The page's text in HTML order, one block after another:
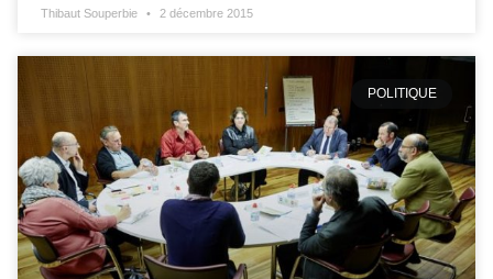
Thibaut Souperbie 2 décembre 2015
POLITIQUE